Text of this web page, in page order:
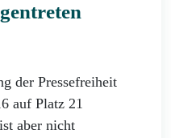
der Pressefreiheit
auf Platz 21
aber nicht